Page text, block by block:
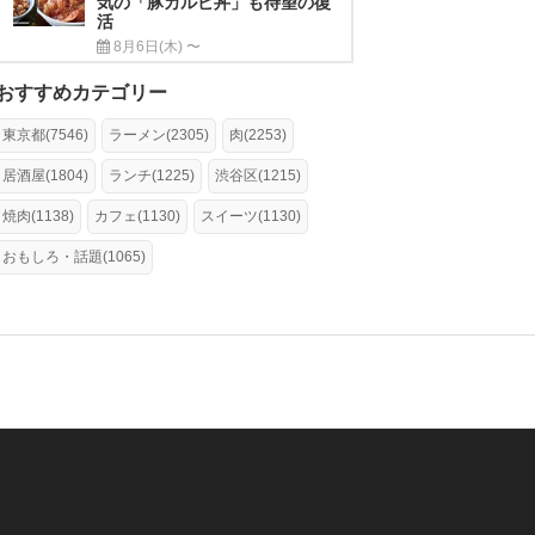
活
8月6日(木) 〜
すすめカテゴリー
東京都(7546) ラーメン(2305) 肉(2253)
居酒屋(1804) ランチ(1225) 渋谷区(1215)
焼肉(1138) カフェ(1130) スイーツ(1130)
おもしろ・話題(1065)